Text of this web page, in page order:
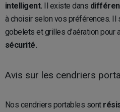
intelligent. Il existe dans
à choisir selon vos préférences. Il
gobelets et grilles d’aération pour
sécurité.
Avis sur les cendriers
Nos cendriers portables sont